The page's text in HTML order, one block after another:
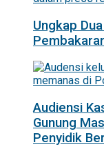
Ungkap
Audiensi
Gunung
Penyidik